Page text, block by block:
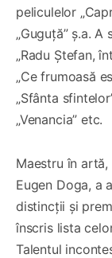
peliculelor
„Guguță” ș.a.
„Radu Ștefan,
„Ce frumoasă
„Sfânta
„Venancia” etc.
Maestru în
Eugen Doga, a
distincții și
înscris lista
Talentul